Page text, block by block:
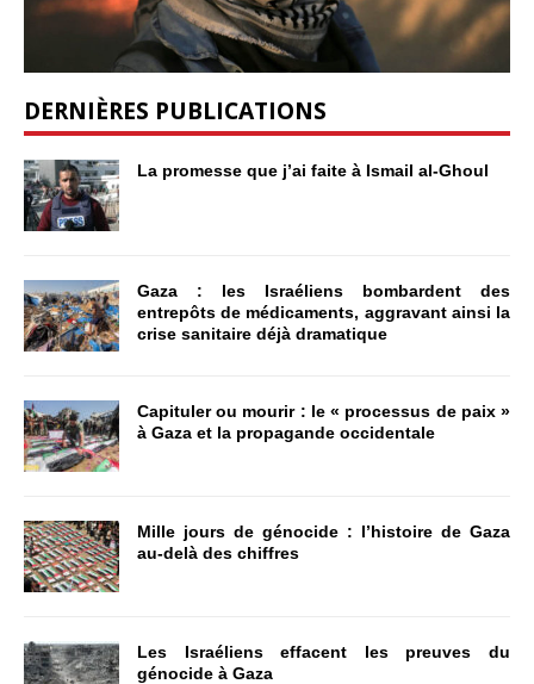
DERNIÈRES PUBLICATIONS
La promesse que j’ai faite à Ismail al-Ghoul
Gaza : les Israéliens bombardent des
entrepôts de médicaments, aggravant ainsi la
crise sanitaire déjà dramatique
Capituler ou mourir : le « processus de paix »
à Gaza et la propagande occidentale
Mille jours de génocide : l’histoire de Gaza
au-delà des chiffres
Les Israéliens effacent les preuves du
génocide à Gaza